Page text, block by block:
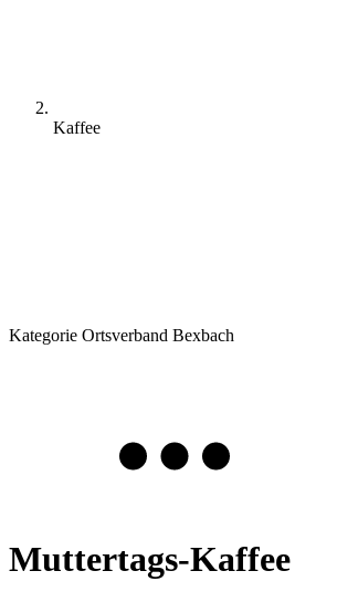
Kaffee
Kategorie Ortsverband Bexbach
Muttertags-Kaffee